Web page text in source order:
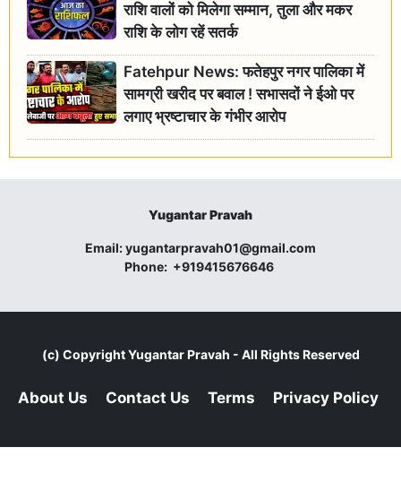
राशि वालों को मिलेगा सम्मान, तुला और मकर
राशि के लोग रहें सतर्क
Fatehpur News: फतेहपुर नगर पालिका में
सामग्री खरीद पर बवाल ! सभासदों ने ईओ पर
लगाए भ्रष्टाचार के गंभीर आरोप
Yugantar Pravah
Email:yugantarpravah01@gmail.com
Phone: +919415676646
(c) CopyrightYugantar Pravah - All Rights Reserved
About Us Contact Us Terms Privacy Policy